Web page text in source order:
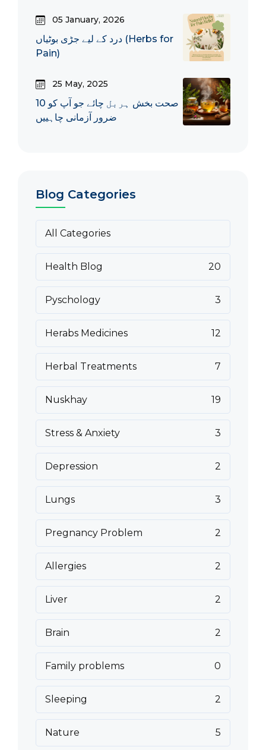
05 January, 2026
درد کے لیے جڑی بوٹیاں (Herbs for
Pain)
25 May, 2025
10 صحت بخش ہربل چائے جو آپ کو
ضرور آزمانی چاہییں
Blog Categories
All Categories
Health Blog 20
Pyschology 3
Herabs Medicines 12
Herbal Treatments 7
Nuskhay 19
Stress & Anxiety 3
Depression 2
Lungs 3
Pregnancy Problem 2
Allergies 2
Liver 2
Brain 2
Family problems 0
Sleeping 2
Nature 5